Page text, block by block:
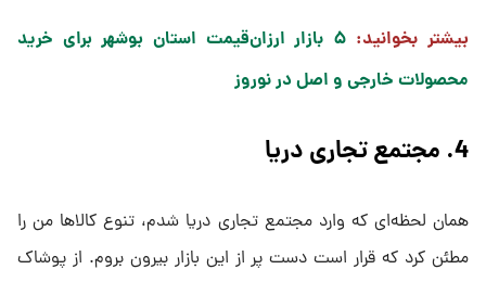
بیشتر بخوانید:
۵ بازار ارزان‌قیمت استان بوشهر برای خرید
محصولات خارجی و اصل در نوروز
4. مجتمع تجاری دریا
همان لحظه‌ای که وارد مجتمع تجاری دریا شدم، تنوع کالاها من را
مطئن کرد که قرار است دست پر از این بازار بیرون بروم. از پوشاک